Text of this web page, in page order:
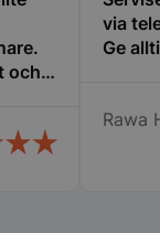
och
via
Ge
Rawa